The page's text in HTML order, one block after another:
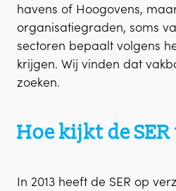
havens of Hoogovens,
organisatiegraden, soms
sectoren bepaalt volgens
krijgen. Wij vinden dat
zoeken.
Hoe kijkt de
In 2013 heeft de SER op